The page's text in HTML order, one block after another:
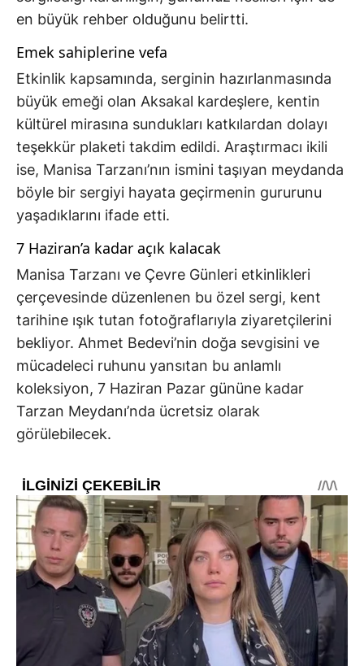
en büyük rehber olduğunu belirtti.
Emek sahiplerine vefa
Etkinlik kapsamında, serginin hazırlanmasında
büyük emeği olan Aksakal kardeşlere, kentin
kültürel mirasına sundukları katkılardan dolayı
teşekkür plaketi takdim edildi. Araştırmacı ikili
ise, Manisa Tarzanı’nın ismini taşıyan meydanda
böyle bir sergiyi hayata geçirmenin gururunu
yaşadıklarını ifade etti.
7 Haziran’a kadar açık kalacak
Manisa Tarzanı ve Çevre Günleri etkinlikleri
çerçevesinde düzenlenen bu özel sergi, kent
tarihine ışık tutan fotoğraflarıyla ziyaretçilerini
bekliyor. Ahmet Bedevi’nin doğa sevgisini ve
mücadeleci ruhunu yansıtan bu anlamlı
koleksiyon, 7 Haziran Pazar gününe kadar
Tarzan Meydanı’nda ücretsiz olarak
görülebilecek.